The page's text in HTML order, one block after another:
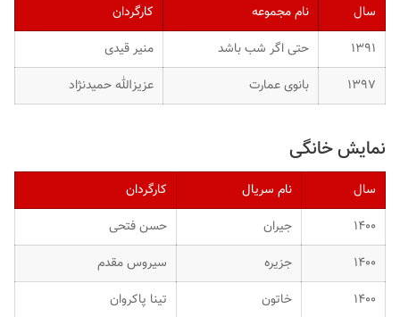
سال نام مجموعه
کارگردان
۱۳۹۱
حتی اگر شب باشد
منیر قیدی
۱۳۹۷
بانوی عمارت عزیزالله حمیدنژاد
نمایش خانگی
سال نام سریال
کارگردان
۱۴۰۰
جیران
حسن فتحی
۱۴۰۰
جزیره
سیروس مقدم
۱۴۰۰
خاتون تینا پاکروان